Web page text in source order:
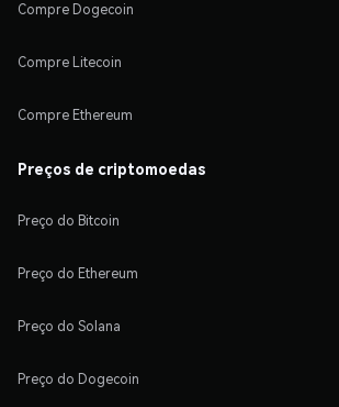
Compre Dogecoin
Compre Litecoin
Compre Ethereum
Preços de criptomoedas
Preço do Bitcoin
Preço do Ethereum
Preço do Solana
Preço do Dogecoin